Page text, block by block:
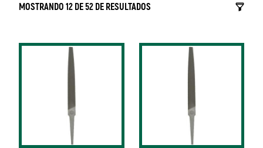
ayuda
a
navegación
MOSTRANDO 12 DE 52 DE RESULTADOS